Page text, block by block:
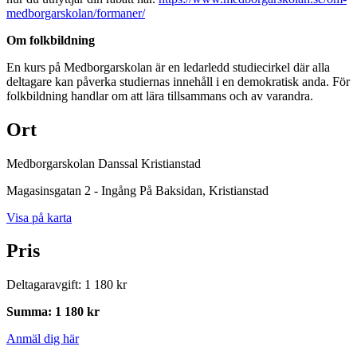
medborgarskolan/formaner/
Om folkbildning
En kurs på Medborgarskolan är en ledarledd studiecirkel där alla
deltagare kan påverka studiernas innehåll i en demokratisk anda. För
folkbildning handlar om att lära tillsammans och av varandra.
Ort
Medborgarskolan Danssal Kristianstad
Magasinsgatan 2 - Ingång På Baksidan, Kristianstad
Visa på karta
Pris
Deltagaravgift: 1 180 kr
Summa: 1 180 kr
Anmäl dig här